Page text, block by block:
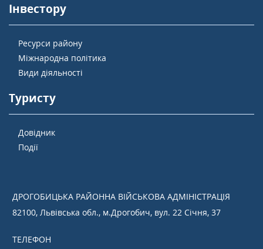
Інвестору
Ресурси району
Міжнародна політика
Види діяльності
Туристу
Довідник
Події
ДРОГОБИЦЬКА РАЙОННА ВІЙСЬКОВА АДМІНІСТРАЦІЯ
82100, Львівська обл., м.Дрогобич, вул. 22 Січня, 37
ТЕЛЕФОН